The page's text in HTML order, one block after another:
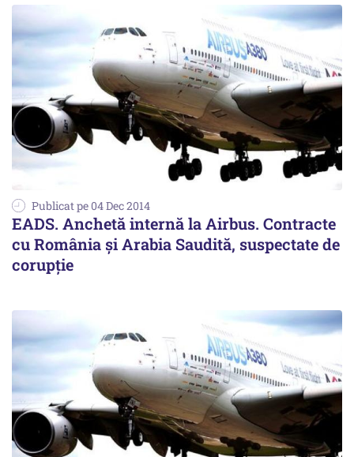
Publicat pe 04 Dec 2014
EADS. Anchetă internă la Airbus. Contracte
cu România și Arabia Saudită, suspectate de
corupție